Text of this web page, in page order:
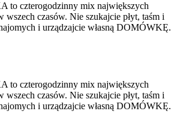
to czterogodzinny mix największych
wszech czasów. Nie szukajcie płyt, taśm i
i urządzajcie własną DOMÓWKĘ.
to czterogodzinny mix największych
wszech czasów. Nie szukajcie płyt, taśm i
i urządzajcie własną DOMÓWKĘ.